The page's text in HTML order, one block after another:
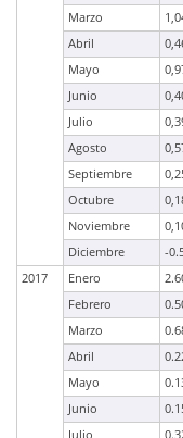
Marzo
Abril
Mayo
Junio
Julio
Agosto
Septiembre
Octubre
Noviembre
Diciembre
-
2017
Enero
Febrero
Marzo
Abril
Mayo
Junio
Julio